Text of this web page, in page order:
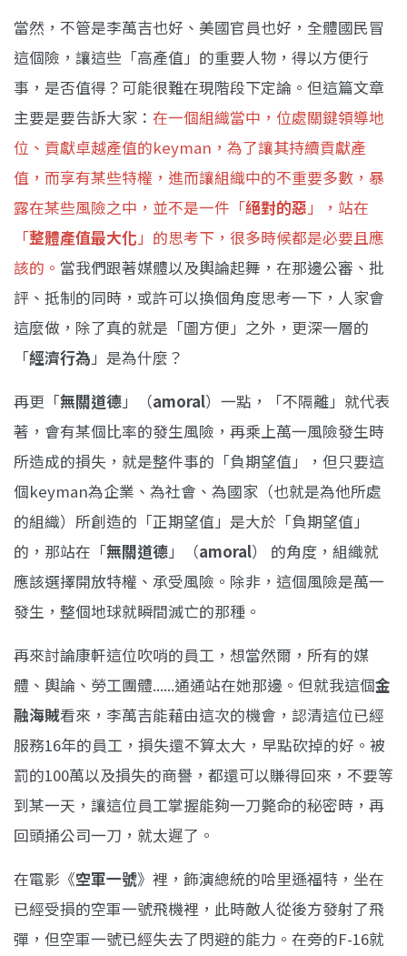
當然，不管是李萬吉也好、美國官員也好，全體國民冒
這個險，讓這些「高產值」的重要人物，得以方便行
事，是否值得？可能很難在現階段下定論。但這篇文章
主要是要告訴大家： 在一個組織當中，位處關鍵領導地
位、貢獻卓越產值的keyman，為了讓其持續貢獻產
值，而享有某些特權，進而讓組織中的不重要多數，暴
露在某些風險之中，並不是一件「絕對的惡 」，站在
「整體產值最大化 」的思考下，很多時候都是必要且應
該的。 當我們跟著媒體以及輿論起舞，在那邊公審、批
評、抵制的同時，或許可以換個角度思考一下，人家會
這麼做，除了真的就是「圖方便」之外，更深一層的
「經濟行為 」是為什麼？
再更「無關道德」（amoral）一點，「不隔離」就代表
著，會有某個比率的發生風險，再乘上萬一風險發生時
所造成的損失，就是整件事的「負期望值」，但只要這
個keyman為企業、為社會、為國家（也就是為他所處
的組織）所創造的「正期望值」是大於「負期望值」
的，那站在「無關道德」（amoral） 的角度，組織就
應該選擇開放特權、承受風險。除非，這個風險是萬一
發生，整個地球就瞬間滅亡的那種。
再來討論康軒這位吹哨的員工，想當然爾，所有的媒
體、輿論、勞工團體......通通站在她那邊。但就我這個金
融海賊看來，李萬吉能藉由這次的機會，認清這位已經
服務16年的員工，損失還不算太大，早點砍掉的好。被
罰的100萬以及損失的商譽，都還可以賺得回來，不要等
到某一天，讓這位員工掌握能夠一刀斃命的秘密時，再
回頭捅公司一刀，就太遲了。
在電影《空軍一號》裡，飾演總統的哈里遜福特，坐在
已經受損的空軍一號飛機裡，此時敵人從後方發射了飛
彈，但空軍一號已經失去了閃避的能力。在旁的F-16就